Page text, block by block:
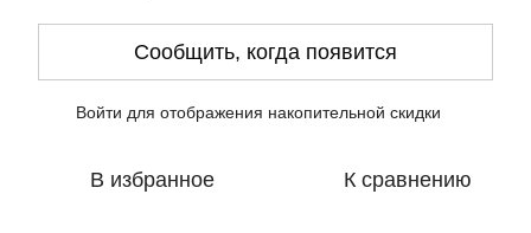
Сообщить, когда появится
Войти для отображения накопительной скидки
В избранное К сравнению